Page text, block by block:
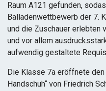
Raum A121 gefunden,
Balladenwettbewerb der 7.
und die Zuschauer erlebten
und vor allem
aufwendig gestaltete
Die Klasse 7a eröffnete
Handschuh“ von Friedrich